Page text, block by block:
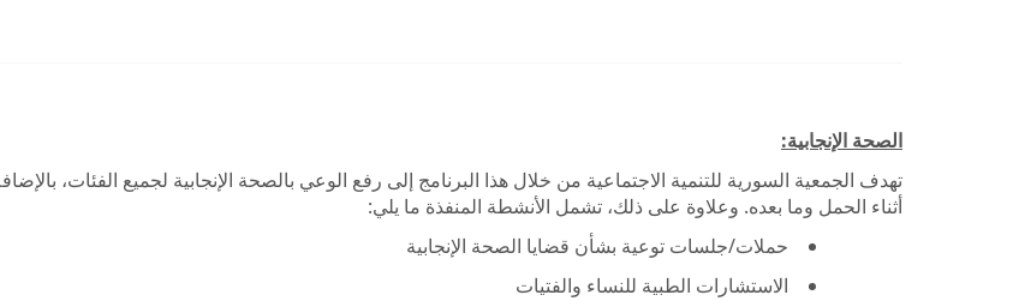
الصحة الإنجابية:
تهدف الجمعية السورية للتنمية الاجتماعية من خلال هذا البرنامج إلى رفع الوعي بالصحة الإنجابية لجميع الفئات،
أثناء الحمل وما بعده. وعلاوة على ذلك، تشمل الأنشطة المنفذة ما يلي:
حملات/جلسات توعية بشأن قضايا الصحة الإنجابية
الاستشارات الطبية للنساء والفتيات